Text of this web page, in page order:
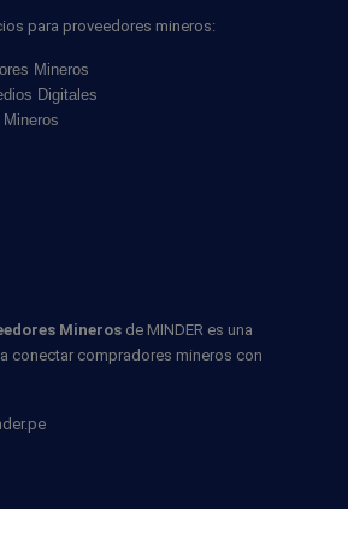
para proveedores mineros:
Mineros
Digitales
Mineros de MINDER es una
conectar compradores mineros con